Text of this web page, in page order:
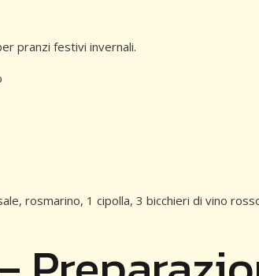
pranzi festivi invernali.
rosmarino, 1 cipolla, 3 bicchieri di vino